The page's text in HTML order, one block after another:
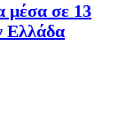
μέσα σε 13
Ελλάδα